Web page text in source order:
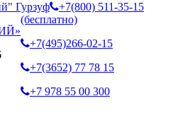
+7(800) 511-35-15
(бесплатно)
+7(495)266-02-15
+7(3652) 77 78 15
+7 978 55 00 300